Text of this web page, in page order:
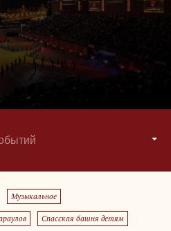
Музыкальное
Спасская башня детям